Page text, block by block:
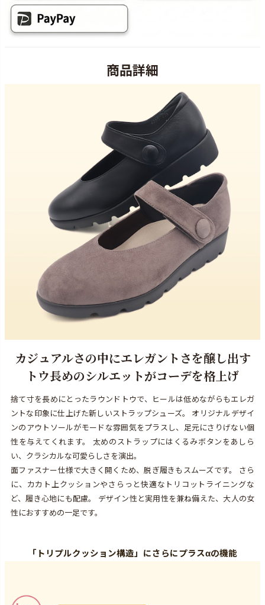
カジュアルさの中にエレガントさを醸し出す
トウ長めのシルエットがコーデを格上げ
捨て寸を長めにとったラウンドトウで、ヒールは低めながらもエレガ
ントな印象に仕上げた新しいストラップシューズ。 オリジナルデザイ
ンのアウトソールがモードな雰囲気をプラスし、足元にさりげない個
性を与えてくれます。 太めのストラップにはくるみボタンをあしら
い、クラシカルな可愛らしさを演出。
面ファスナー仕様で大きく開くため、脱ぎ履きもスムーズです。 さら
に、カカト上クッションやさらっと快適なトリコットライニングな
ど、履き心地にも配慮。 デザイン性と実用性を兼ね備えた、大人の女
性におすすめの一足です。
「トリプルクッション構造」にさらにプラスαの機能